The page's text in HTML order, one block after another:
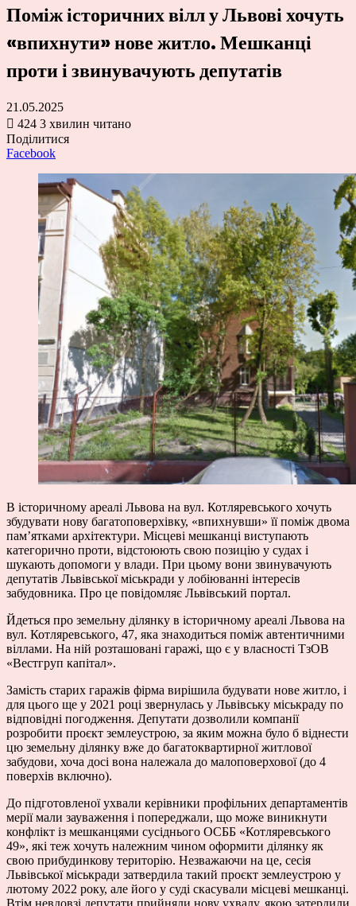
Поміж історичних вілл у Львові хочуть
«впихнути» нове житло. Мешканці
проти і звинувачують депутатів
21.05.2025
424 3 хвилин читано
Поділитися
Facebook
В історичному ареалі Львова на вул. Котляревського хочуть
збудувати нову багатоповерхівку, «впихнувши» її поміж двома
пам’ятками архітектури. Місцеві мешканці виступають
категорично проти, відстоюють свою позицію у судах і
шукають допомоги у влади. При цьому вони звинувачують
депутатів Львівської міськради у лобіюванні інтересів
забудовника. Про це повідомляє Львівський портал.
Йдеться про земельну ділянку в історичному ареалі Львова на
вул. Котляревського, 47, яка знаходиться поміж автентичними
віллами. На ній розташовані гаражі, що є у власності ТзОВ
«Вестгруп капітал».
Замість старих гаражів фірма вирішила будувати нове житло, і
для цього ще у 2021 році звернулась у Львівську міськраду по
відповідні погодження. Депутати дозволили компанії
розробити проєкт землеустрою, за яким можна було б віднести
цю земельну ділянку вже до багатоквартирної житлової
забудови, хоча досі вона належала до малоповерхової (до 4
поверхів включно).
До підготовленої ухвали керівники профільних департаментів
мерії мали зауваження і попереджали, що може виникнути
конфлікт із мешканцями сусіднього ОСББ «Котляревського
49», які теж хочуть належним чином оформити ділянку як
свою прибудинкову територію. Незважаючи на це, сесія
Львівської міськради затвердила такий проєкт землеустрою у
лютому 2022 року, але його у суді скасували місцеві мешканці.
Втім невдовзі депутати прийняли нову ухвалу, якою затердили